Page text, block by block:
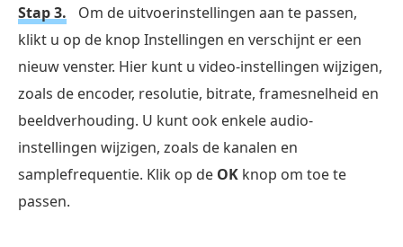
Stap 3.
Om de uitvoerinstellingen aan te passen,
klikt u op de knop Instellingen en verschijnt er een
nieuw venster. Hier kunt u video-instellingen wijzigen,
zoals de encoder, resolutie, bitrate, framesnelheid en
beeldverhouding. U kunt ook enkele audio-
instellingen wijzigen, zoals de kanalen en
samplefrequentie. Klik op de OK knop om toe te
passen.